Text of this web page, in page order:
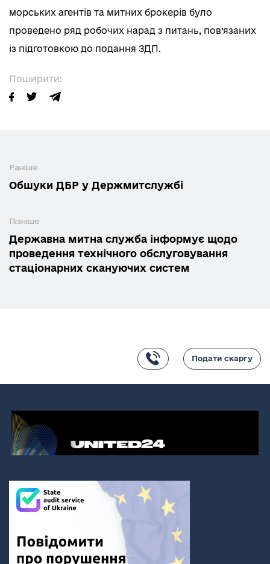
Поширити:
морських агентів та митних брокерів було
проведено ряд робочих нарад з питань, пов’язаних
із підготовкою до подання ЗДП.
Раніше
Обшуки ДБР у Держмитслужбі
Пізніше
Державна митна служба інформує щодо
проведення технічного обслуговування
стаціонарних скануючих систем
Подати скаргу